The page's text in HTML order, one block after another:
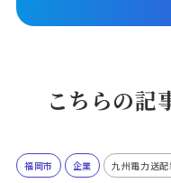
こちらの記
福岡市 企業 九州電力送配